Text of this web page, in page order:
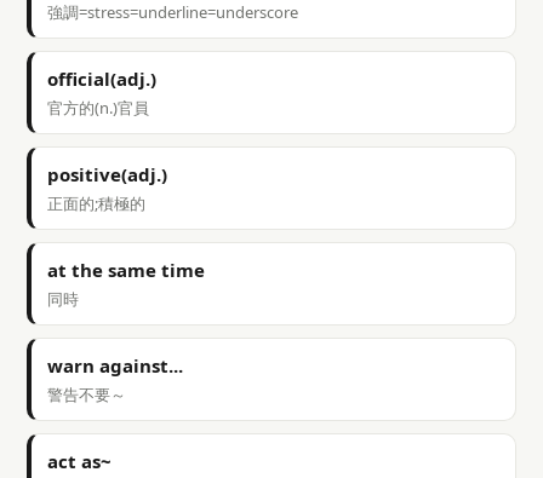
強調=stress=underline=underscore
official(adj.)
官方的(n.)官員
positive(adj.)
正面的;積極的
at the same time
同時
warn against...
警告不要～
act as~